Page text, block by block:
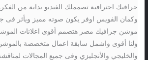
جرافيك احترافية تصمملك الفيديو بداية من
وكمان الفويس اوفر يكون صوته مميز ويأثر
موشن جرافيك مصر هتصمم أقوى اعلانات الموشن
ولنا أقوى واشمل سابقة اعمال متخصصة
والخليجي والأنجليزي وفى جميع المجالات
انجليزية